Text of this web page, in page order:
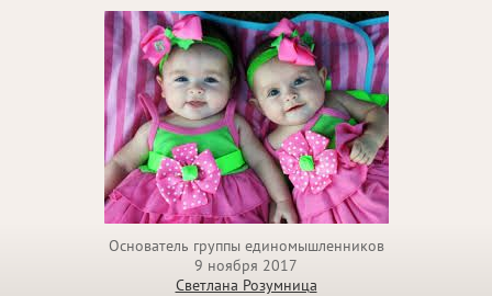
Основатель группы единомышленников
9 ноября 2017
Светлана Розумница